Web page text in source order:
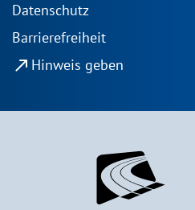
Datenschutz
Barrierefreiheit
north_east Hinweis geben